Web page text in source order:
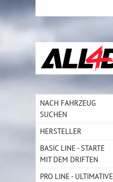
NACH FAHRZEUG
SUCHEN
HERSTELLER
BASIC LINE - STARTE
MIT DEM DRIFTEN
PRO LINE - ULTIMATIVE